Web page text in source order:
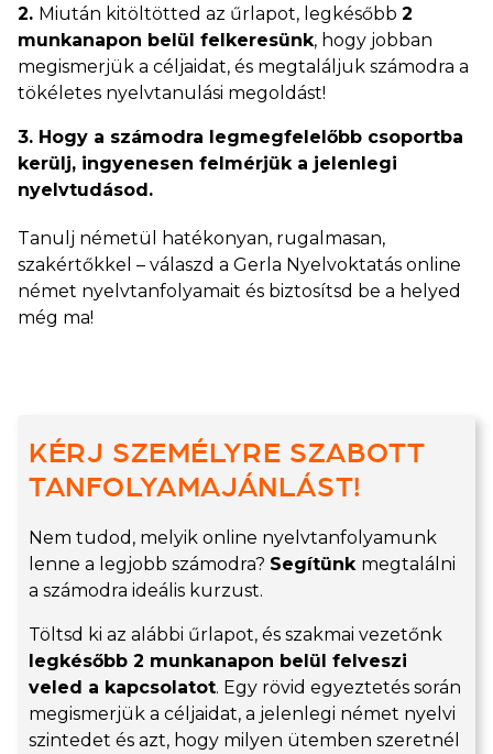
2. Miután kitöltötted az űrlapot, legkésőbb 2
munkanapon belül felkeresünk, hogy jobban
megismerjük a céljaidat, és megtaláljuk számodra a
tökéletes nyelvtanulási megoldást!
3. Hogy a számodra legmegfelelőbb csoportba
kerülj, ingyenesen felmérjük a jelenlegi
nyelvtudásod.
Tanulj németül hatékonyan, rugalmasan,
szakértőkkel – válaszd a Gerla Nyelvoktatás online
német nyelvtanfolyamait és biztosítsd be a helyed
még ma!
KÉRJ SZEMÉLYRE SZABOTT
TANFOLYAMAJÁNLÁST!
Nem tudod, melyik online nyelvtanfolyamunk
lenne a legjobb számodra? Segítünk megtalálni
a számodra ideális kurzust.
Töltsd ki az alábbi űrlapot, és szakmai vezetőnk
legkésőbb 2 munkanapon belül felveszi
veled a kapcsolatot. Egy rövid egyeztetés során
megismerjük a céljaidat, a jelenlegi német nyelvi
szintedet és azt, hogy milyen ütemben szeretnél